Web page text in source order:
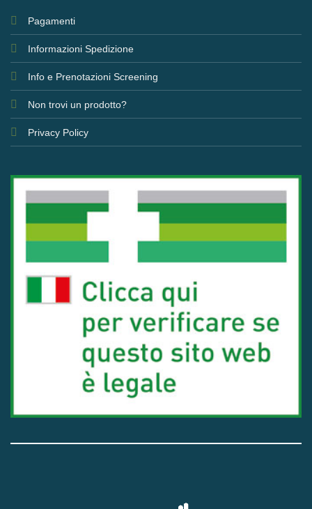
Pagamenti
Informazioni Spedizione
Info e Prenotazioni Screening
Non trovi un prodotto?
Privacy Policy